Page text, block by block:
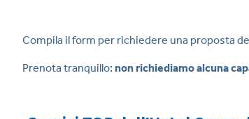
Compila il form per richiedere una proposta
Prenota tranquillo: non richiediamo alcuna